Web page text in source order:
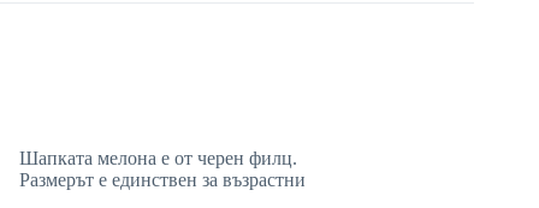
Шапката мелона е от черен филц.
Размерът е единствен за възрастни